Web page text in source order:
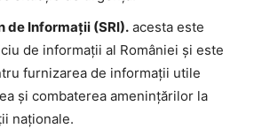
de Informații (SRI). acesta este
de informații al României și este
furnizarea de informații utile
și combaterea amenințărilor la
naționale.